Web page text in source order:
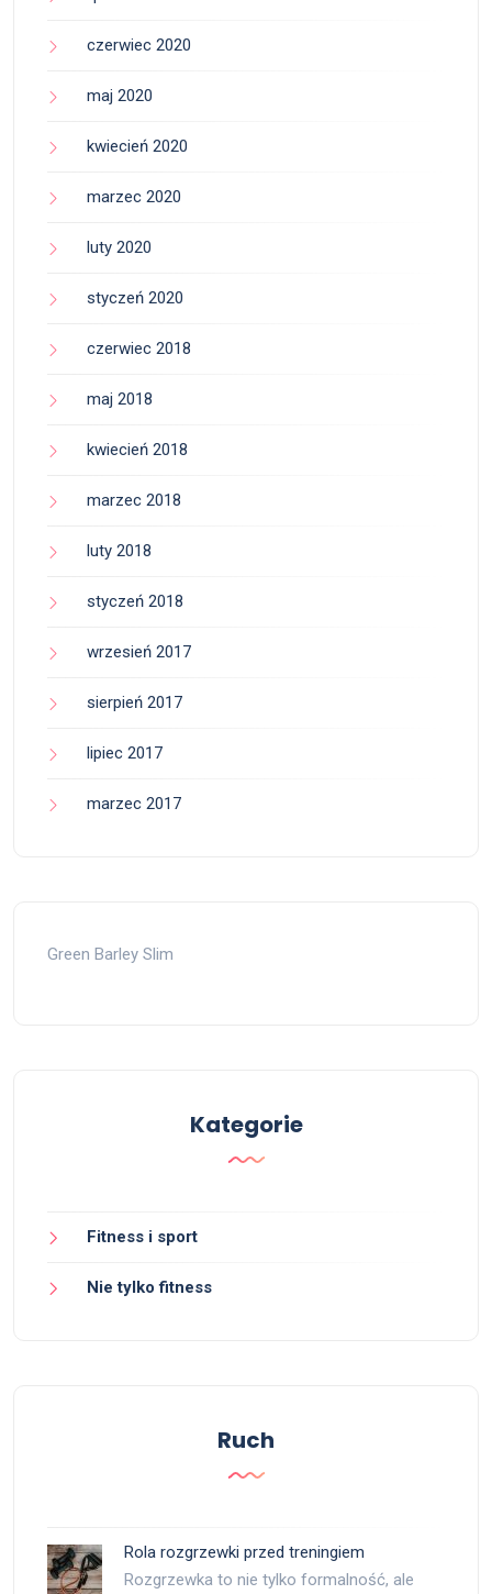
czerwiec 2020
maj 2020
kwiecień 2020
marzec 2020
luty 2020
styczeń 2020
czerwiec 2018
maj 2018
kwiecień 2018
marzec 2018
luty 2018
styczeń 2018
wrzesień 2017
sierpień 2017
lipiec 2017
marzec 2017
Green Barley Slim
Kategorie
Fitness i sport
Nie tylko fitness
Ruch
Rola rozgrzewki przed treningiem
Rozgrzewka to nie tylko formalność, ale